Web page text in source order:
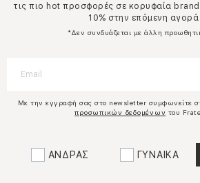
τις πιο hot προσφορές σε κορυφαία
10% στην επόμενη
*Δεν συνδυάζεται με άλλη
Με την εγγραφή σας στο newsletter συμφωνείτε
προσωπικών δεδομένων του
ΑΝΔΡΑΣ ΓΥΝΑΙΚΑ